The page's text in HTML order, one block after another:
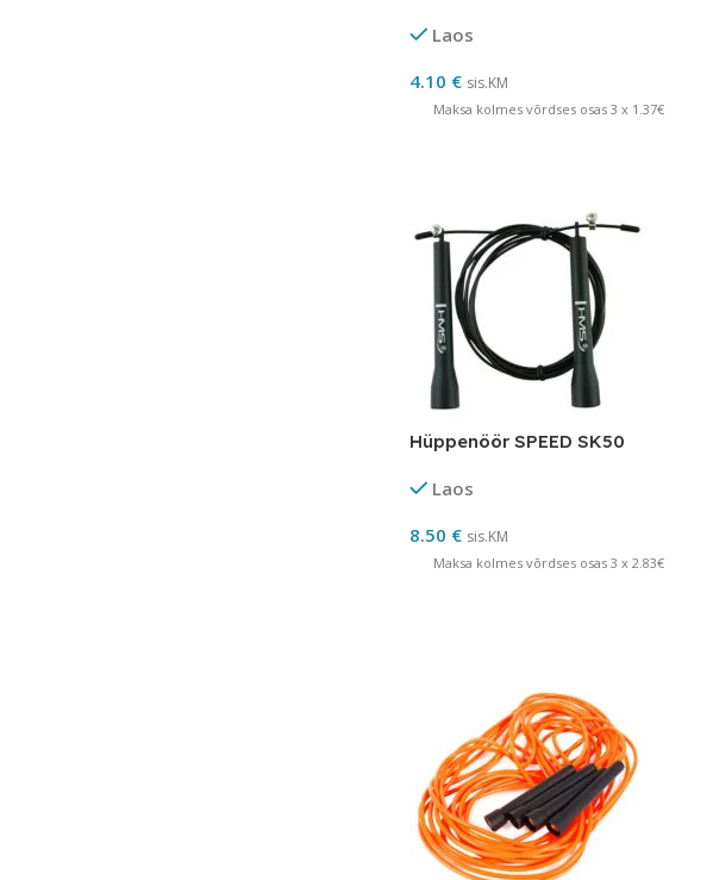
Laos
4.10 € sis.KM
Maksa kolmes võrdses osas 3 x 1.37€
Hüppenöör SPEED SK50
Laos
8.50 € sis.KM
Maksa kolmes võrdses osas 3 x 2.83€